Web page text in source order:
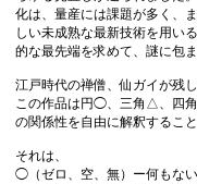
化は、量産には課題が多く、
しい未成熟な最新技術を用い
的な最先端を求めて、謎に包
江戸時代の禅僧、仙ガイが残
この作品は円◯、三角△、四
の関係性を自由に解釈するこ
それは、
◯（ゼロ、空、無）ー何もない